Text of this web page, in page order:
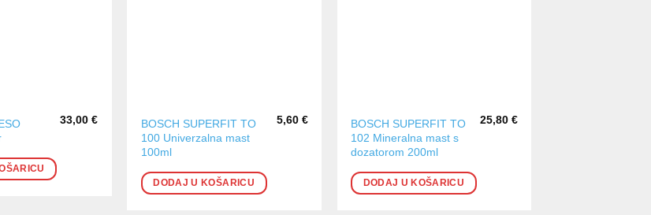
33,00€
BOSCH SUPERFIT TO
100 Univerzalna mast
100ml
5,60 €
DODAJ U KOŠARICU
BOSCH SUPERFIT TO
102 Mineralna mast s
dozatorom 200ml
25,80 €
DODAJ U KOŠARICU